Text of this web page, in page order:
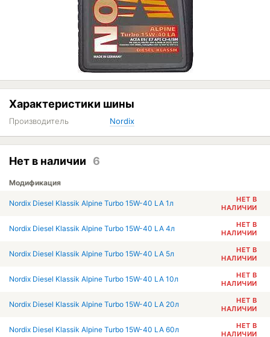
Характеристики шины
Производитель Nordix
Нет в наличии 6
Модификация
Nordix Diesel Klassik Alpine Turbo 15W-40 LA 1л
НЕТ В
НАЛИЧИИ
Nordix Diesel Klassik Alpine Turbo 15W-40 LA 4л
НЕТ В
НАЛИЧИИ
Nordix Diesel Klassik Alpine Turbo 15W-40 LA 5л
НЕТ В
НАЛИЧИИ
Nordix Diesel Klassik Alpine Turbo 15W-40 LA 10л
НЕТ В
НАЛИЧИИ
Nordix Diesel Klassik Alpine Turbo 15W-40 LA 20л
НЕТ В
НАЛИЧИИ
Nordix Diesel Klassik Alpine Turbo 15W-40 LA 60л
НЕТ В
НАЛИЧИИ